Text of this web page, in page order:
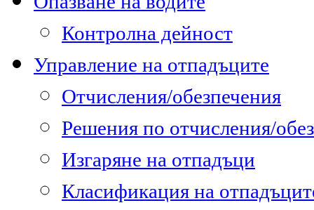
Контролна дейност
Управление на отпадъците
Отчисления/обезпечения
Решения по отчисления/
Изгаряне на отпадъци
Класификация на